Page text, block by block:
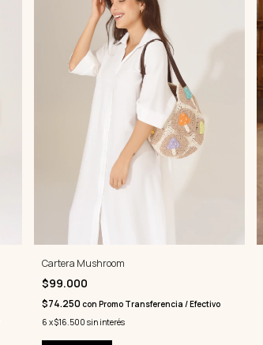
Cartera Mushroom
$99.000
$74.250con Promo Transferencia / Efectivo
6 x$16.500 sin interés